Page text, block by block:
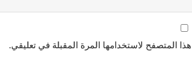
المتصفح لاستخدامها المرة المقبلة في تعليقي.